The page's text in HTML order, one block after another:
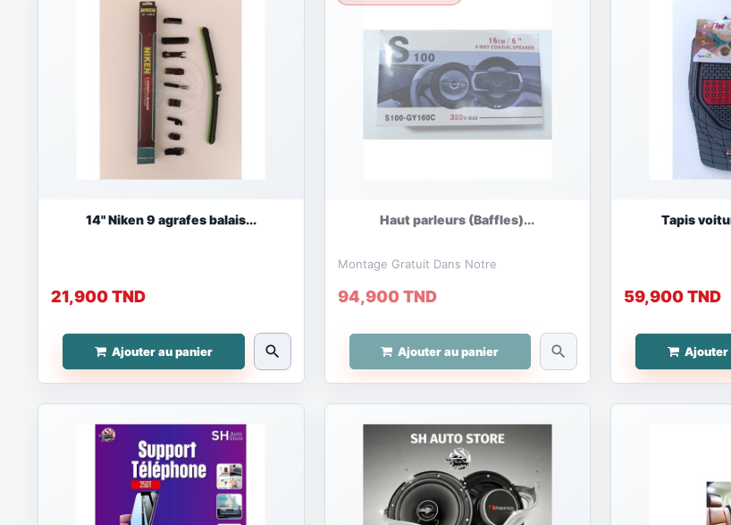
14" Niken 9 agrafes balais...
21,900 TND
Ajouter au panier search
Haut parleurs (Baffles)...
Montage Gratuit Dans Notre
94,900 TND
Ajouter au panier search
Tapis
59,900 TND
Ajouter